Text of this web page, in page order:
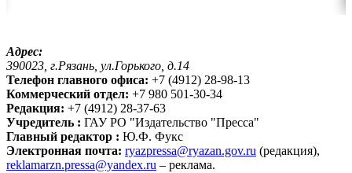
Адрес:
390023, г.Рязань, ул.Горького, д.14
Телефон главного офиса: +7 (4912) 28-98-13
Коммерческий отдел: +7 980 501-30-34
Редакция: +7 (4912) 28-37-63
Учредитель : ГАУ РО "Издательство "Пресса"
Главный редактор : Ю.Ф. Фукс
Электронная почта: ryazpressa@ryazan.gov.ru (редакция),
reklamarzn.pressa@yandex.ru – реклама.